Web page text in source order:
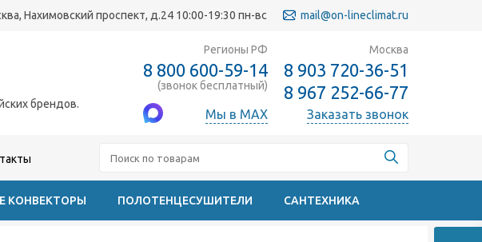
Нахимовский проспект, д.24 10:00-19:30 пн-вс mail@on-lineclimat.ru
брендов.
Регионы РФ
8 800 600-59-14
(звонок бесплатный)
Мы в MAX
Москва
8 903 720-36-51
8 967 252-66-77
Заказать звонок
КОНВЕКТОРЫ ПОЛОТЕНЦЕСУШИТЕЛИ САНТЕХНИКА